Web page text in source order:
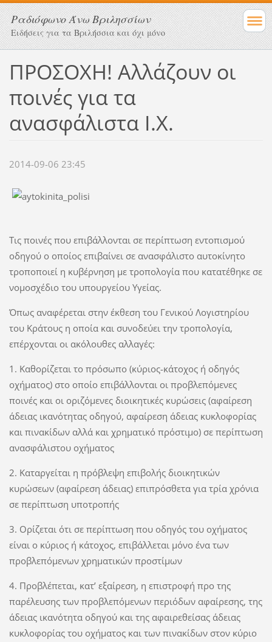
Ραδιόφωνο Άνω Βριλησσίων
Ειδήσεις για τα Βριλήσσια και όχι μόνο
ΠΡΟΣΟΧΗ! Αλλάζουν οι
ποινές για τα
ανασφάλιστα Ι.Χ.
2014-09-06 23:45
Τις ποινές που επιβάλλονται σε περίπτωση εντοπισμού
οδηγού ο οποίος επιβαίνει σε ανασφάλιστο αυτοκίνητο
τροποποιεί η κυβέρνηση με τροπολογία που κατατέθηκε σε
νομοσχέδιο του υπουργείου Υγείας.
Όπως αναφέρεται στην έκθεση του Γενικού Λογιστηρίου
του Κράτους η οποία και συνοδεύει την τροπολογία,
επέρχονται οι ακόλουθες αλλαγές:
1. Καθορίζεται το πρόσωπο (κύριος-κάτοχος ή οδηγός
οχήματος) στο οποίο επιβάλλονται οι προβλεπόμενες
ποινές και οι οριζόμενες διοικητικές κυρώσεις (αφαίρεση
άδειας ικανότητας οδηγού, αφαίρεση άδειας κυκλοφορίας
και πινακίδων αλλά και χρηματικό πρόστιμο) σε περίπτωση
ανασφάλιστου οχήματος
2. Καταργείται η πρόβλεψη επιβολής διοικητικών
κυρώσεων (αφαίρεση άδειας) επιπρόσθετα για τρία χρόνια
σε περίπτωση υποτροπής
3. Ορίζεται ότι σε περίπτωση που οδηγός του οχήματος
είναι ο κύριος ή κάτοχος, επιβάλλεται μόνο ένα των
προβλεπόμενων χρηματικών προστίμων
4. Προβλέπεται, κατ’ εξαίρεση, η επιστροφή προ της
παρέλευσης των προβλεπόμενων περιόδων αφαίρεσης, της
άδειας ικανότητα οδηγού και της αφαιρεθείσας άδειας
κυκλοφορίας του οχήματος και των πινακίδων στον κύριο